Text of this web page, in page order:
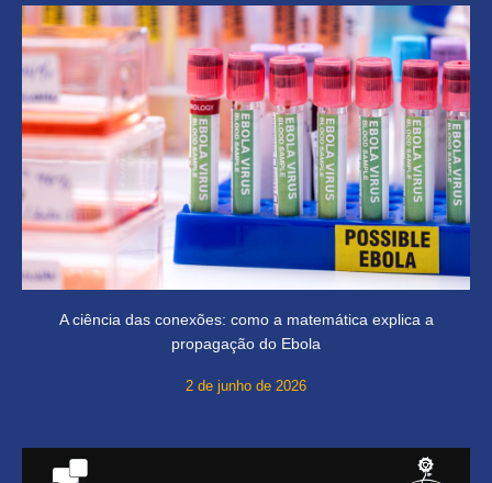
A ciência das conexões: como a matemática explica a
propagação do Ebola
2 de junho de 2026